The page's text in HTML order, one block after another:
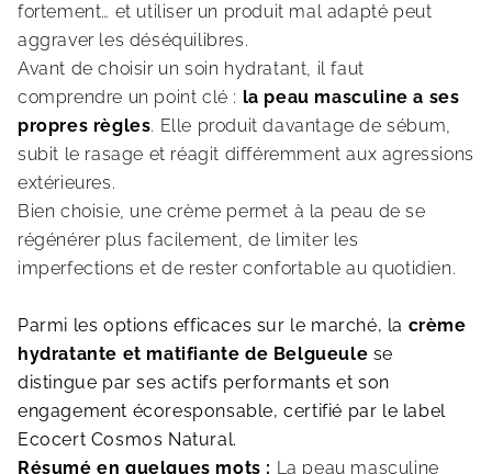
fortement… et utiliser un produit mal adapté peut
aggraver les déséquilibres.
Avant de choisir un soin hydratant, il faut
comprendre un point clé : la peau masculine a ses
propres règles. Elle produit davantage de sébum,
subit le rasage et réagit différemment aux agressions
extérieures.
Bien choisie, une crème permet à la peau de se
régénérer plus facilement, de limiter les
imperfections et de rester confortable au quotidien.
Parmi les options efficaces sur le marché, la crème
hydratante et matifiante de Belgueule se
distingue par ses actifs performants et son
engagement écoresponsable, certifié par le label
Ecocert Cosmos Natural.
Résumé en quelques mots : La peau masculine